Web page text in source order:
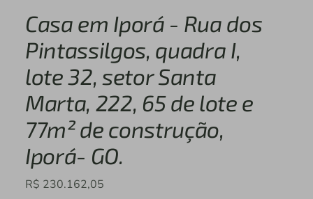
Casa em Iporá - Rua dos
Pintassilgos, quadra I,
lote 32, setor Santa
Marta, 222, 65 de lote e
77m² de construção,
Iporá- GO.
R$ 230.162,05